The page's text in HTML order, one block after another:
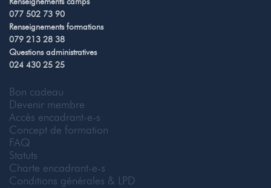
077 502 73 90
Renseignements formations
079 213 28 38
Questions administratives
024 430 25 25
Bon cadeau
Devenir membre
Accès encadrant-e-s
Concept de formation
FAQ
Statuts
Charte encadrant-e-s
Conditions générales & LPD